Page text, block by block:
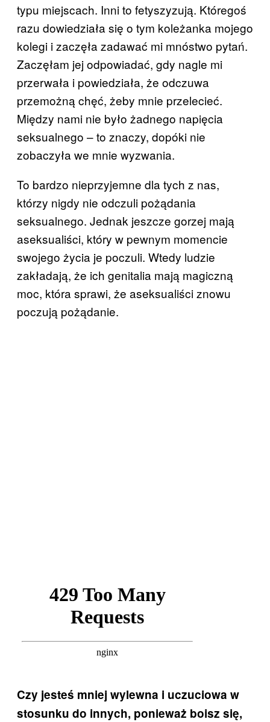
typu miejscach. Inni to fetyszyzują. Któregoś
razu dowiedziała się o tym koleżanka mojego
kolegi i zaczęła zadawać mi mnóstwo pytań.
Zaczęłam jej odpowiadać, gdy nagle mi
przerwała i powiedziała, że odczuwa
przemożną chęć, żeby mnie przelecieć.
Między nami nie było żadnego napięcia
seksualnego – to znaczy, dopóki nie
zobaczyła we mnie wyzwania.
To bardzo nieprzyjemne dla tych z nas,
którzy nigdy nie odczuli pożądania
seksualnego. Jednak jeszcze gorzej mają
aseksualiści, który w pewnym momencie
swojego życia je poczuli. Wtedy ludzie
zakładają, że ich genitalia mają magiczną
moc, która sprawi, że aseksualiści znowu
poczują pożądanie.
Czy jesteś mniej wylewna i uczuciowa w
stosunku do innych, ponieważ boisz się,